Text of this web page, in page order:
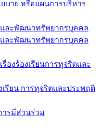
บาย หรือแผนการบริหาร
ละพัฒนาทรัพยากรบุคคล
และพัฒนาทรัพยากรบุคคล
องร้องเรียนการทุจริตและ
เรียน การทุจริตและประพฤติ
ารมีส่วนร่วม